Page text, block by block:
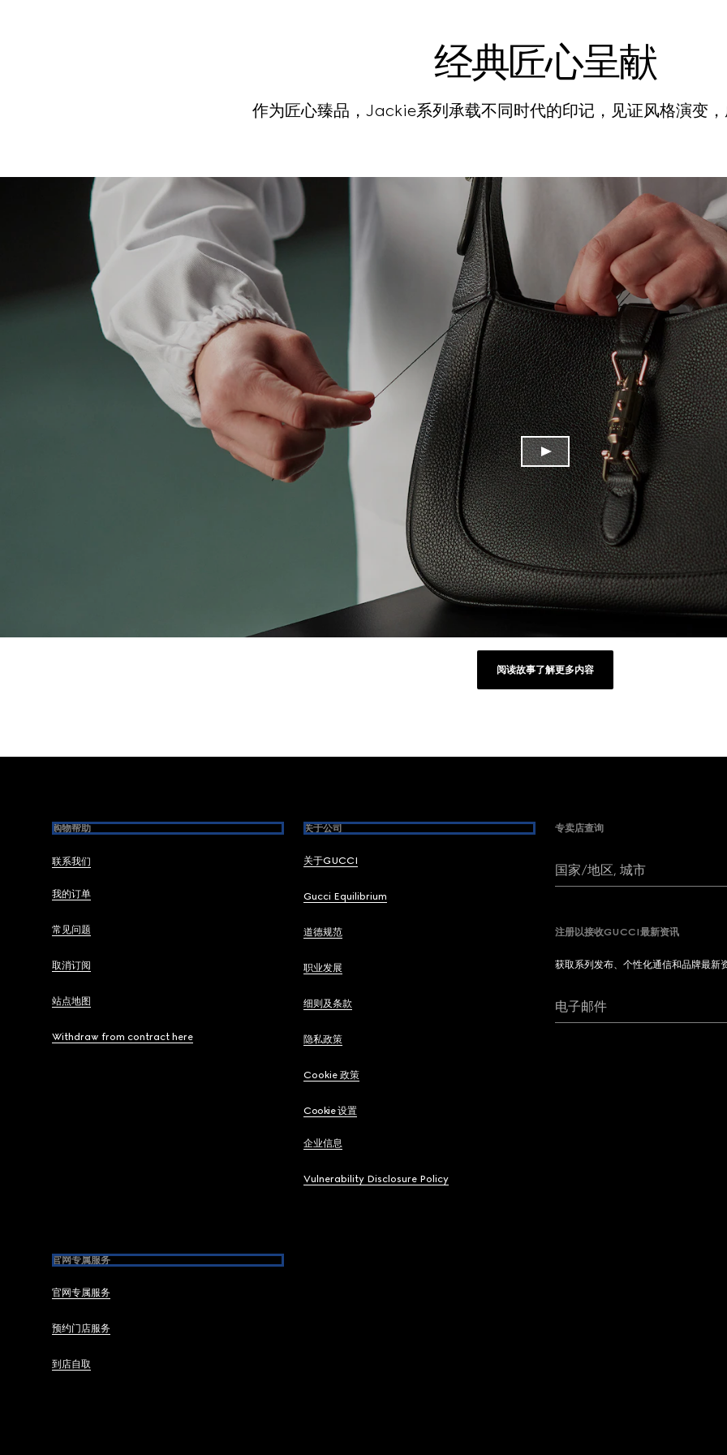
经典匠心呈献
作为匠心臻品，Jackie系列承载不同时代的印记，见证风格演变，
阅读故事了解更多内容
购物帮助
联系我们
我的订单
常见问题
取消订阅
站点地图
Withdraw from contract here
关于公司
关于GUCCI
Gucci Equilibrium
道德规范
职业发展
细则及条款
隐私政策
Cookie 政策
Cookie 设置
企业信息
Vulnerability Disclosure Policy
官网专属服务
官网专属服务
预约门店服务
到店自取
专卖店查询
国家/地区, 城市
注册以接收GUCCI最新资讯
获取系列发布、个性化通信和品牌最新
电子邮件